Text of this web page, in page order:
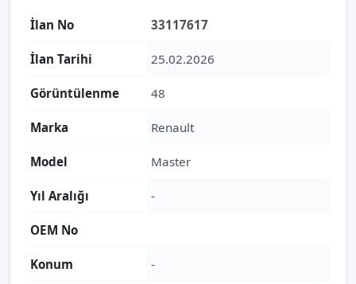
İlan No 33117617
İlan Tarihi 25.02.2026
Görüntülenme 48
Marka Renault
Model Master
Yıl Aralığı -
OEM No
Konum -